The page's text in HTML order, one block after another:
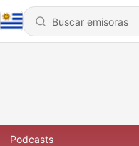
Podcasts